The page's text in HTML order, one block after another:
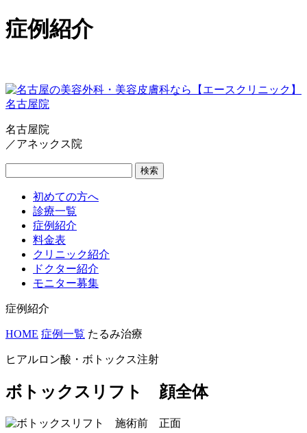
症例紹介
名古屋院
／アネックス院
検索
初めての方へ
診療一覧
症例紹介
料金表
クリニック紹介
ドクター紹介
モニター募集
症例紹介
HOME 症例一覧 たるみ治療
ヒアルロン酸・ボトックス注射
ボトックスリフト 顔全体